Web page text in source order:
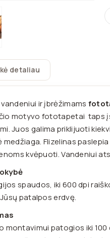
detaliau
ir įbrėžimams
motyvo fototapetai taps
Juos galima priklijuoti
Flizelinas
kvėpuoti. Vandeniui
spaudos, iki 600 dpi
patalpos erdvę.
montavimui patogios iki